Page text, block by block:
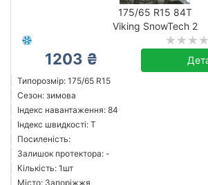
175/65 R15 84T
Viking SnowTech 2
1203 ₴
Типорозмір: 175/65 R15
Сезон: зимова
Індекс навантаження: 84
Індекс швидкості: T
Посиленість:
Залишок протектора: -
Кількість: 1шт
Місто: Запоріжжя